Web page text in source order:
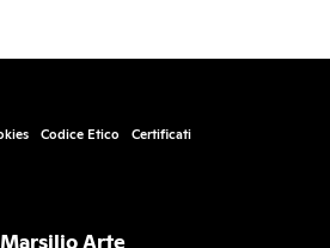
Codice Etico Certificati